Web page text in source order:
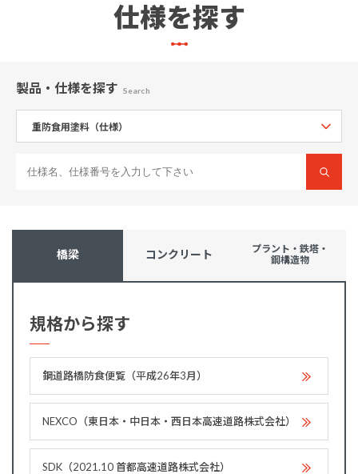
仕様を探す
製品・仕様を探す Search
橋梁 コンクリート
プラント・鉄塔・
鋼構造物
規格から探す
鋼道路橋防食便覧（平成26年3月）
NEXCO（東日本・中日本・西日本高速道路株式会社）
SDK（2021.10 首都高速道路株式会社）